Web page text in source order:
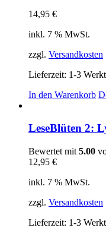
14,95 €
inkl. 7 % MwSt.
zzgl. Versandkosten
Lieferzeit: 1-3
In den Warenkorb
LeseBlüten 2:
Bewertet mit 5.00
12,95 €
inkl. 7 % MwSt.
zzgl. Versandkosten
Lieferzeit: 1-3